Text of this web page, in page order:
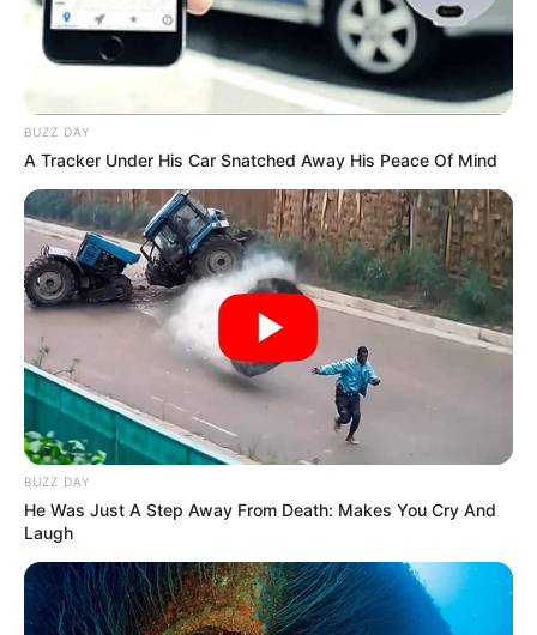
BUZZ DAY
A Tracker Under His Car Snatched Away His Peace Of Mind
BUZZ DAY
He Was Just A Step Away From Death: Makes You Cry And
Laugh